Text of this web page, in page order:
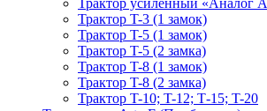
Трактор усиленный «Аналог
Трактор T-3 (1 замок)
Трактор T-5 (1 замок)
Трактор T-5 (2 замка)
Трактор T-8 (1 замок)
Трактор T-8 (2 замка)
Трактор T-10; T-12; Т-15; T-20